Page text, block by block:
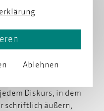
ist in aller Munde und
die deutsche
Diskurs, in dem
schriftlich äußern,
Ablehnen